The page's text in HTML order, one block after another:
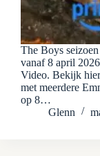
The Boys
vanaf 8 april
Video. Bekijk
met meerdere
op 8…
Glenn